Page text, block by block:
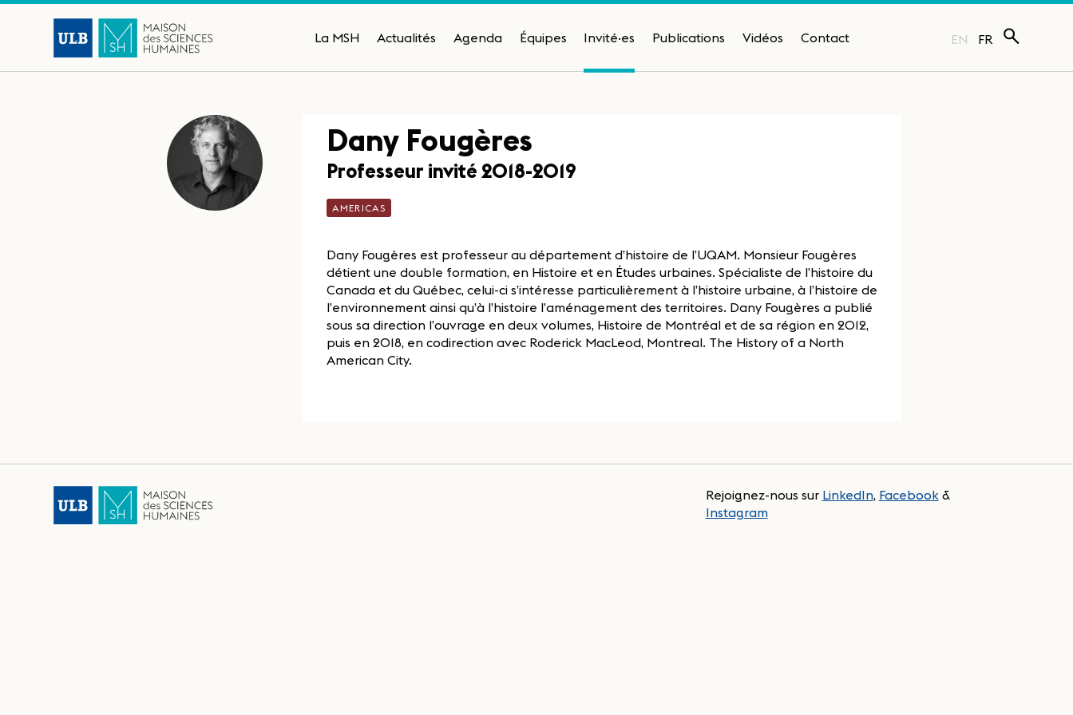
La MSH Actualités Agenda Équipes Invité·es Publications Vidéos Contact EN FR
Dany Fougères
Professeur invité 2018-2019
AMERICAS
Dany Fougères est professeur au département d’histoire de l’UQAM. Monsieur Fougères
détient une double formation, en Histoire et en Études urbaines. Spécialiste de l’histoire du
Canada et du Québec, celui-ci s’intéresse particulièrement à l’histoire urbaine, à l’histoire de
l’environnement ainsi qu’à l’histoire l’aménagement des territoires. Dany Fougères a publié
sous sa direction l’ouvrage en deux volumes, Histoire de Montréal et de sa région en 2012,
puis en 2018, en codirection avec Roderick MacLeod, Montreal. The History of a North
American City.
Rejoignez-nous sur LinkedIn, Facebook &
Instagram